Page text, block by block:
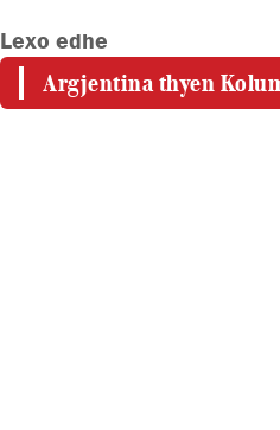
Lexo edhe
Argjentina thyen